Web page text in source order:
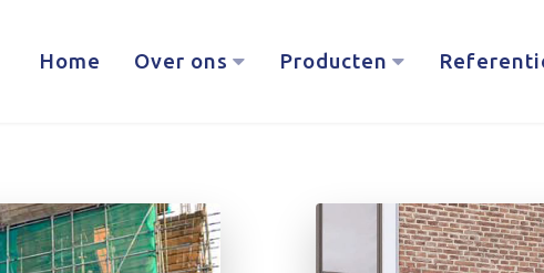
Home Over ons Producten
SPECIALIST